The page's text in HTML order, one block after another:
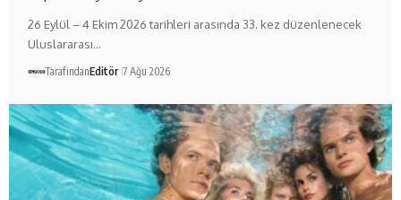
26 Eylül – 4 Ekim 2026 tarihleri arasında 33. kez düzenlenecek
Uluslararası…
TarafındanEditör 7 Ağu 2026